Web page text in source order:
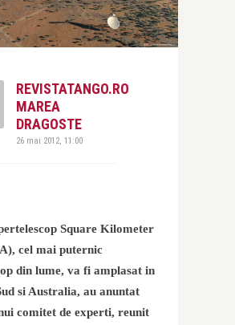
REVISTATANGO.RO
MAREA
DRAGOSTE
26 mai 2012, 11:00
Square Kilometer
cel mai puternic
din lume, va fi amplasat in
si Australia, au anuntat
comitet de experti, reunit